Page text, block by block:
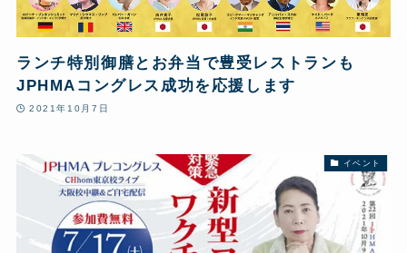
ランチ特別御膳とお弁当で豊受レストランも
JPHMAコングレス成功を応援します
2021年10月7日
イベント